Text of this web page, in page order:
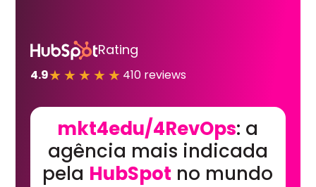
Rating
4.9★★★★★ 410 reviews
mkt4edu/4RevOps: a
agência mais indicada
pela HubSpot no mundo